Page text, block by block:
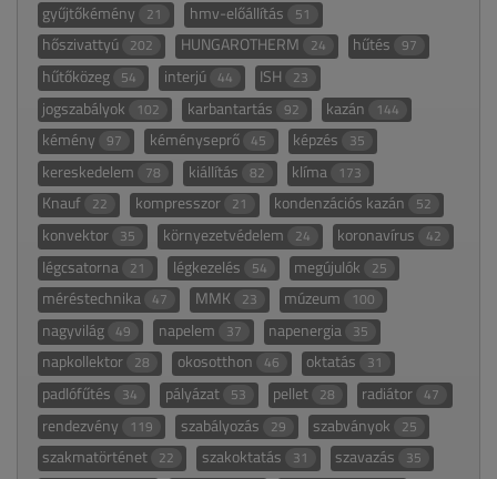
gyűjtőkémény 21 hmv-előállítás 51
hőszivattyú 202 HUNGAROTHERM 24 hűtés 97
hűtőközeg 54 interjú 44 ISH 23
jogszabályok 102 karbantartás 92 kazán 144
kémény 97 kéményseprő 45 képzés 35
kereskedelem 78 kiállítás 82 klíma 173
Knauf 22 kompresszor 21 kondenzációs kazán 52
konvektor 35 környezetvédelem 24 koronavírus 42
légcsatorna 21 légkezelés 54 megújulók 25
méréstechnika 47 MMK 23 múzeum 100
nagyvilág 49 napelem 37 napenergia 35
napkollektor 28 okosotthon 46 oktatás 31
padlófűtés 34 pályázat 53 pellet 28 radiátor 47
rendezvény 119 szabályozás 29 szabványok 25
szakmatörténet 22 szakoktatás 31 szavazás 35